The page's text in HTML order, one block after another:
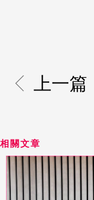
上一篇
相關文章